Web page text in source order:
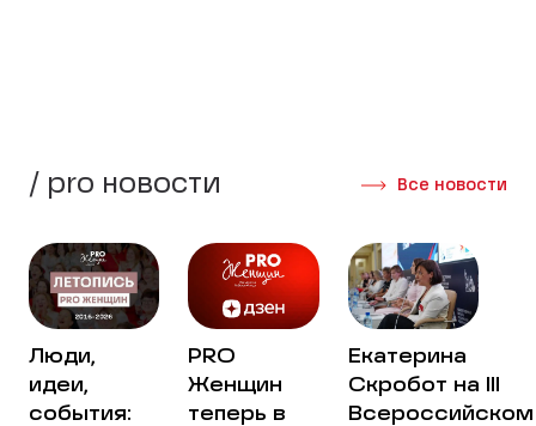
/ pro новости Все новости
Люди,
идеи,
события:
PRO
Женщин
теперь в
Екатерина
Скробот на III
Всероссийском